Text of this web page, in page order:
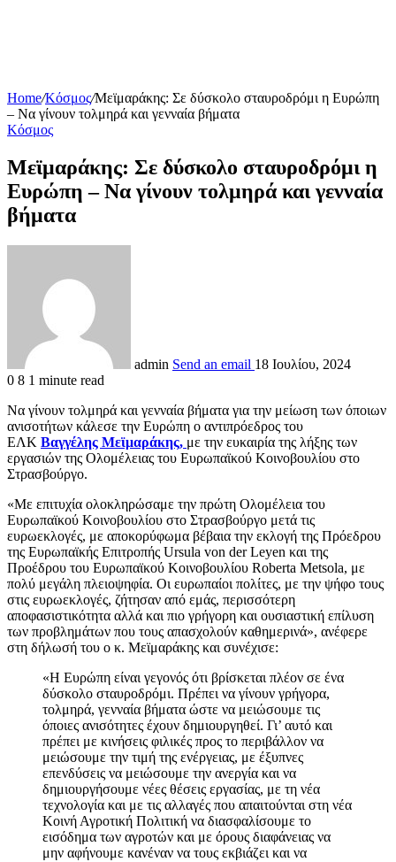
Home/Κόσμος/Μεϊμαράκης: Σε δύσκολο σταυροδρόμι η Ευρώπη
– Να γίνουν τολμηρά και γενναία βήματα
Κόσμος
Μεϊμαράκης: Σε δύσκολο σταυροδρόμι η
Ευρώπη – Να γίνουν τολμηρά και γενναία
βήματα
admin Send an email 18 Ιουλίου, 2024
0 8 1 minute read
Να γίνουν τολμηρά και γενναία βήματα για την μείωση των όποιων
ανισοτήτων κάλεσε την Ευρώπη ο αντιπρόεδρος του
ΕΛΚ Βαγγέλης Μεϊμαράκης, με την ευκαιρία της λήξης των
εργασιών της Ολομέλειας του Ευρωπαϊκού Κοινοβουλίου στο
Στρασβούργο.
«Με επιτυχία ολοκληρώσαμε την πρώτη Ολομέλεια του
Ευρωπαϊκού Κοινοβουλίου στο Στρασβούργο μετά τις
ευρωεκλογές, με αποκορύφωμα βέβαια την εκλογή της Πρόεδρου
της Ευρωπαϊκής Επιτροπής Ursula von der Leyen και της
Προέδρου του Ευρωπαϊκού Κοινοβουλίου Roberta Metsola, με
πολύ μεγάλη πλειοψηφία. Οι ευρωπαίοι πολίτες, με την ψήφο τους
στις ευρωεκλογές, ζήτησαν από εμάς, περισσότερη
αποφασιστικότητα αλλά και πιο γρήγορη και ουσιαστική επίλυση
των προβλημάτων που τους απασχολούν καθημερινά», ανέφερε
στη δήλωσή του ο κ. Μεϊμαράκης και συνέχισε:
«Η Ευρώπη είναι γεγονός ότι βρίσκεται πλέον σε ένα
δύσκολο σταυροδρόμι. Πρέπει να γίνουν γρήγορα,
τολμηρά, γενναία βήματα ώστε να μειώσουμε τις
όποιες ανισότητες έχουν δημιουργηθεί. Γι’ αυτό και
πρέπει με κινήσεις φιλικές προς το περιβάλλον να
μειώσουμε την τιμή της ενέργειας, με έξυπνες
επενδύσεις να μειώσουμε την ανεργία και να
δημιουργήσουμε νέες θέσεις εργασίας, με τη νέα
τεχνολογία και με τις αλλαγές που απαιτούνται στη νέα
Κοινή Αγροτική Πολιτική να διασφαλίσουμε το
εισόδημα των αγροτών και με όρους διαφάνειας να
μην αφήνουμε κανέναν να τους εκβιάζει και να